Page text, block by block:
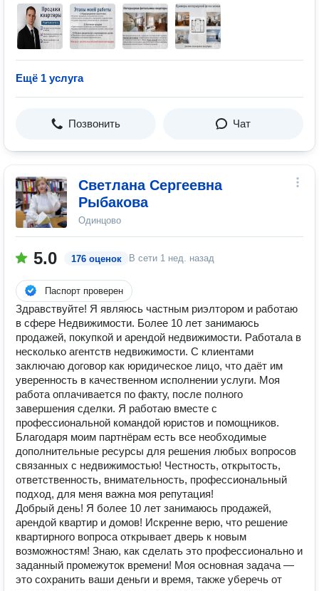
Ещё 1 услуга
Позвонить Чат
Светлана Сергеевна
Рыбакова
Одинцово
5.0 176 оценок В сети 1 нед. назад
Паспорт проверен
Здравствуйте! Я являюсь частным риэлтором и работаю
в сфере Недвижимости. Более 10 лет занимаюсь
продажей, покупкой и арендой недвижимости. Работала в
несколько агентств недвижимости. С клиентами
заключаю договор как юридическое лицо, что даёт им
уверенность в качественном исполнении услуги. Моя
работа оплачивается по факту, после полного
завершения сделки. Я работаю вместе с
профессиональной командой юристов и помощников.
Благодаря моим партнёрам есть все необходимые
дополнительные ресурсы для решения любых вопросов
связанных с недвижимостью! Честность, открытость,
ответственность, внимательность, профессиональный
подход, для меня важна моя репутация!
Добрый день! Я более 10 лет занимаюсь продажей,
арендой квартир и домов! Искренне верю, что решение
квартирного вопроса открывает дверь к новым
возможностям! Знаю, как сделать это профессионально и
заданный промежуток времени! Моя основная задача —
это сохранить ваши деньги и время, также уберечь от